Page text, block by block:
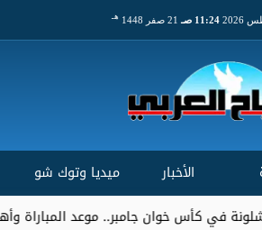
11:24 صـ 21 صفر 1448 هـ
الأخبار ميديا وتوك شو
جامبر.. موعد المباراة وأهميتها